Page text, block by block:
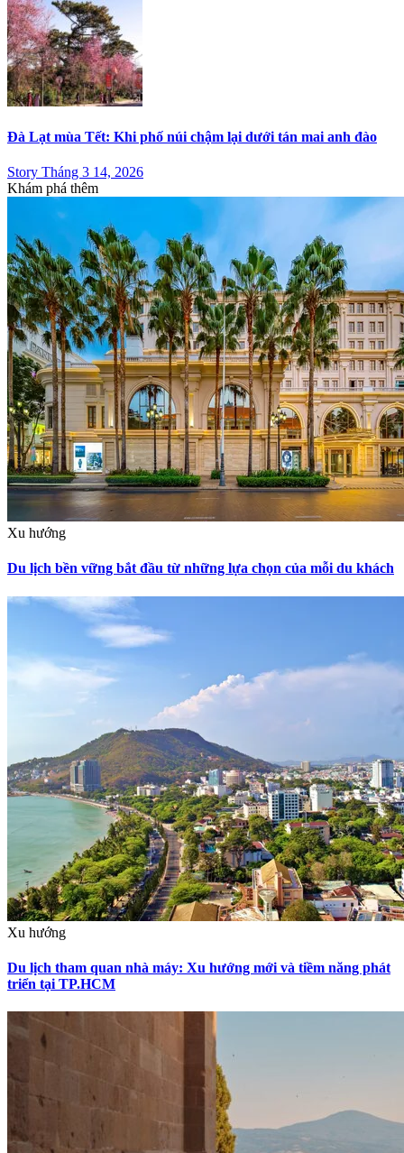
Đà Lạt mùa Tết: Khi phố núi chậm lại dưới tán mai anh đào
Story Tháng 3 14, 2026
Khám phá thêm
Xu hướng
Du lịch bền vững bắt đầu từ những lựa chọn của mỗi du khách
Xu hướng
Du lịch tham quan nhà máy: Xu hướng mới và tiềm năng phát
triển tại TP.HCM